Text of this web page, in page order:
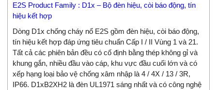
E2S Product Family : D1x – Bộ đèn hiệu, còi báo động, tín
hiệu kết hợp
Dòng D1x chống cháy nổ E2S gồm đèn hiệu, còi báo động,
tín hiệu kết hợp đáp ứng tiêu chuẩn Cấp I / II Vùng 1 và 21.
Tất cả các phiên bản đều có cố định bằng thép không gỉ và
khung gắn, nhiều đầu vào cáp, khu vực đầu cuối lớn và có
xếp hạng loại bảo vệ chống xâm nhập là 4 / 4X / 13 / 3R,
IP66. D1xB2XH2 là đèn UL1971 sáng nhất và có công nghệ